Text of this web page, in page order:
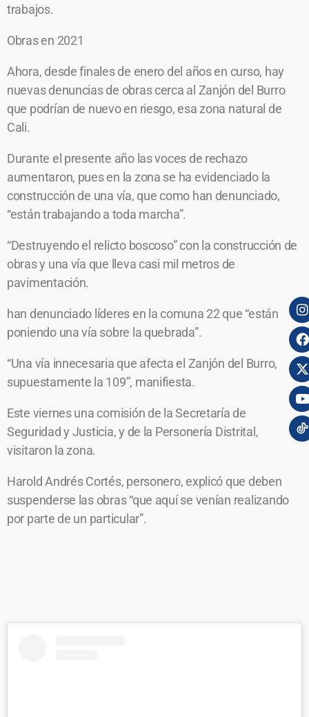
trabajos.
Obras en 2021
Ahora, desde finales de enero del años en curso, hay
nuevas denuncias de obras cerca al Zanjón del Burro
que podrían de nuevo en riesgo, esa zona natural de
Cali.
Durante el presente año las voces de rechazo
aumentaron, pues en la zona se ha evidenciado la
construcción de una vía, que como han denunciado,
“están trabajando a toda marcha”.
“Destruyendo el relicto boscoso” con la construcción de
obras y una vía que lleva casi mil metros de
pavimentación.
han denunciado líderes en la comuna 22 que “están
poniendo una vía sobre la quebrada”.
“Una vía innecesaria que afecta el Zanjón del Burro,
supuestamente la 109”, manifiesta.
Este viernes una comisión de la Secretaría de
Seguridad y Justicia, y de la Personería Distrital,
visitaron la zona.
Harold Andrés Cortés, personero, explicó que deben
suspenderse las obras “que aquí se venían realizando
por parte de un particular”.